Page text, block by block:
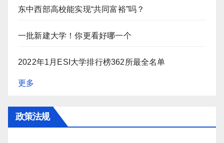
东中西部高校能实现“共同富裕”吗？
一批新建大学！你更看好哪一个
2022年1月ESI大学排行榜362所最全名单
更多
政策法规